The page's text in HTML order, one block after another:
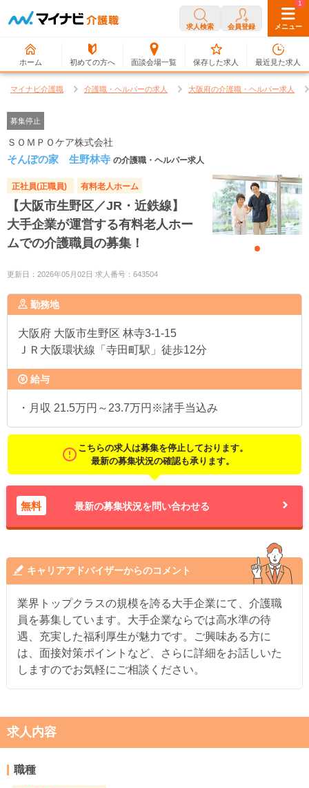
求人検索 会員登録 メニュー
ホーム 初めての方へ 面談会場一覧
0
保存した求人
1
最近見た求人
マイナビ介護職 介護職・ヘルパーの求人 大阪府の介護職・ヘルパー求人
募集停止
ＳＯＭＰＯケア株式会社
そんぽの家 生野林寺 の介護職・ヘルパー求人
正社員(正職員) 有料老人ホーム
【大阪市生野区／JR・近鉄線】
大手企業が運営する有料老人ホー
ムでの介護職員の募集！
更新日：2026年05月02日 求人番号：643504
勤務地
大阪府 大阪市生野区 林寺3-1-15
ＪＲ大阪環状線「寺田町駅」徒歩12分
給与
・月収 21.5万円～23.7万円※諸手当込み
こちらの求人は募集を停止しております。
最新の募集状況の確認も承ります。
無料 最新の募集状況を問い合わせる
キャリアアドバイザーからのコメント
業界トップクラスの規模を誇る大手企業にて、介護職
員を募集しています。大手企業ならでは高水準の待
遇、充実した福利厚生が魅力です。ご興味ある方に
は、面接対策ポイントなど、さらに詳細をお話しいた
しますのでお気軽にご相談ください。
求人内容
職種